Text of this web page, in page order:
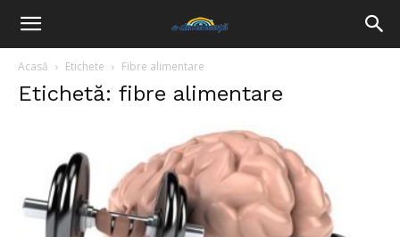
Acasă Etichete Fibre alimentare
Etichetă: fibre alimentare